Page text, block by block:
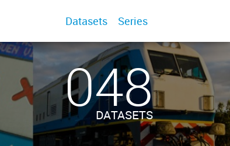
Datasets Series
048
DATASETS